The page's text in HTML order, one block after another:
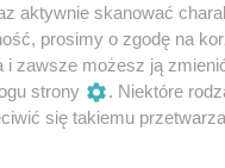
S6 i w pobliżu
cała infrastruktura
Hossoland i jego
aktywnie skanować
prosimy o zgodę na
i zawsze możesz ją
strony
. Niektóre
się takiemu